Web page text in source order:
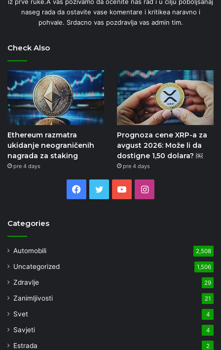
naseg rada da ostavite vase komentare i kritikea naravno i
pohvale. Srdacno vas pozdravlja vas admin tim.
Check Also
Ethereum razmatra
ukidanje neograničenih
nagrada za staking
pre 4 days
Prognoza cene XRP-a za
avgust 2026: Može li da
dostigne 1,50 dolara? ￼
pre 4 days
Facebook
TwitterYouTubeInstagram
Categories
Automobili 2,508
Uncategorized 1,506
Zdravlje 29
Zanimljivosti 21
Svet 4
Savjeti 4
Estrada 2